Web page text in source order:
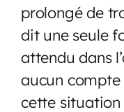
prolongé de
dit une seule
attendu dans
aucun compte
cette